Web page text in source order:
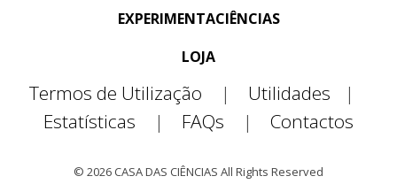
EXPERIMENTACIÊNCIAS
LOJA
Termos de Utilização | Utilidades
|
Estatísticas
| FAQs | Contactos
© 2026 CASA DAS CIÊNCIAS All Rights Reserved